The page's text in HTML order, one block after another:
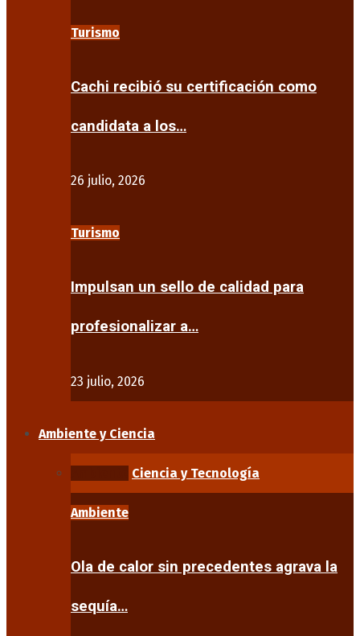
Turismo
Cachi recibió su certificación como
candidata a los…
26 julio, 2026
Turismo
Impulsan un sello de calidad para
profesionalizar a…
23 julio, 2026
Ambiente y Ciencia
Ciencia y Tecnología
Ambiente
Ola de calor sin precedentes agrava la
sequía…